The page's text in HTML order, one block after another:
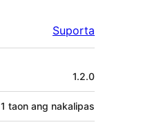
Suporta
1.2.0
1 taon ang nakalipas